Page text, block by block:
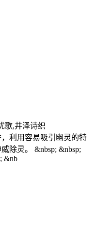
歌,井泽诗织
利用容易吸引幽灵的特
除灵。 &nbsp; &nbsp;
&nb